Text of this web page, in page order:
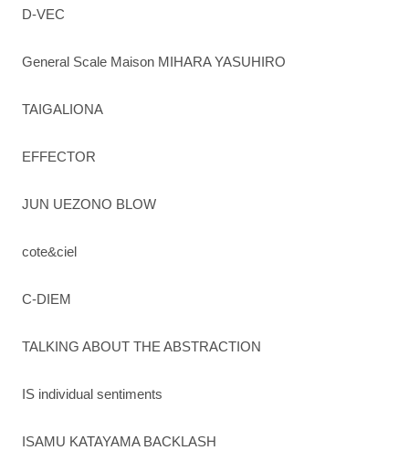
D-VEC
General Scale Maison MIHARA YASUHIRO
TAIGALIONA
EFFECTOR
JUN UEZONO BLOW
cote&ciel
C-DIEM
TALKING ABOUT THE ABSTRACTION
IS individual sentiments
ISAMU KATAYAMA BACKLASH